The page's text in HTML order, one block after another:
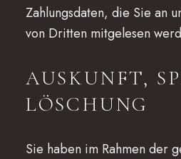
Zahlungsdaten, die Sie an
von Dritten mitgelesen
AUSKUNFT,
LÖSCHUNG
Sie haben im Rahmen der